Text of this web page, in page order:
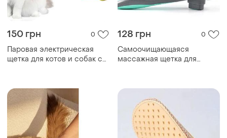
150 грн 0
Паровая электрическая
щетка для котов и собак с
шерсти и борьбы с линькой
128 грн 0
Самоочищающаяся
массажная щетка для